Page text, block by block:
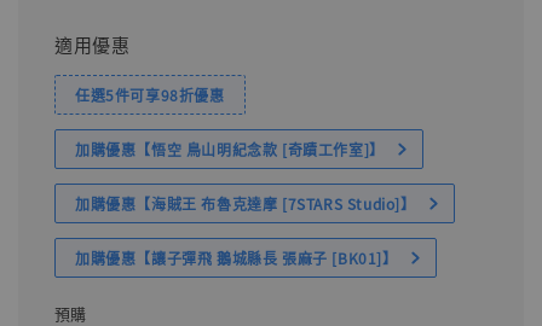
適用優惠
任選5件可享98折優惠
加購優惠【悟空 鳥山明紀念款 [奇蹟工作室]】
加購優惠【海賊王 布魯克達摩 [7STARS Studio]】
加購優惠【讓子彈飛 鵝城縣長 張麻子 [BK01]】
預購